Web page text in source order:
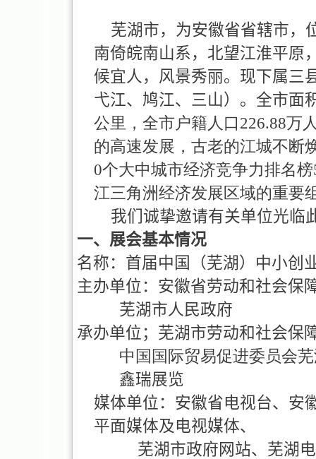
芜湖市，为安徽省省辖市，
南倚皖南山系，北望江淮平原
候宜人，风景秀丽。现下属三
弋江、鸠江、三山）。全市面
公里，全市户籍人口226.88万
的高速发展，古老的江城不断
0个大中城市经济竞争力排名
江三角洲经济发展区域的重要
我们诚挚邀请有关单位光临
一、展会基本情况
名称：首届中国（芜湖）中小创
主办单位：安徽省劳动和社会保
芜湖市人民政府
承办单位；芜湖市劳动和社会保
中国国际贸易促进委员会
鑫瑞展览
媒体单位：安徽省电视台、安
平面媒体及电视媒体、
芜湖市政府网站、芜湖